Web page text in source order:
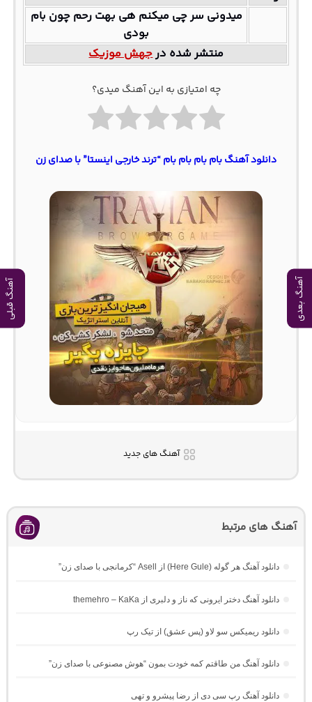
آهنگ بعدی آهنگ قبلی
میدونی سر چی میکنم هی بهت رحم چون بام
بودی
منتشر شده درجهش موزیک
چه امتیازی به این آهنگ میدی؟
دانلود آهنگ بام بام بام بام “ترند خارجی اینستا” با صدای زن
آهنگ های جدید
آهنگ های مرتبط
دانلود آهنگ هر گوله (Here Gule) از Asell “کرمانجی با صدای زن”
دانلود آهنگ دختر ایرونی که ناز و دلبری از themehro – KaKa
دانلود ریمیکس سو لاو (پس عشق) از تیک رپ
دانلود آهنگ من طاقتم کمه خودت بمون “هوش مصنوعی با صدای زن”
دانلود آهنگ رپ سی دی از رضا پیشرو و تهی